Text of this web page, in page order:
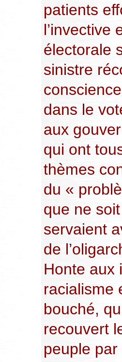
patients
l’invective
électorale
sinistre
dans le
aux
qui ont
thèmes
du «
que ne
servaient
de
Honte aux
racialisme
bouché,
recouvert
peuple